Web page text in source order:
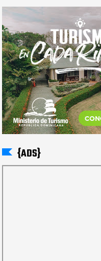
{ADS}